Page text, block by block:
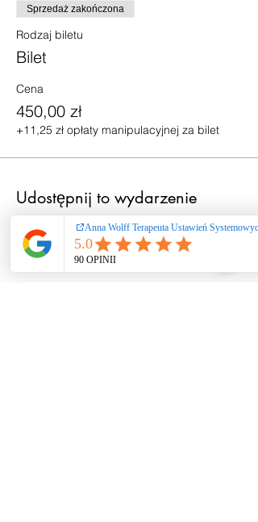
Sprzedaż zakończona
Rodzaj biletu
Bilet
Cena
450,00 zł
+11,25 zł opłaty manipulacyjnej za bilet
Udostępnij to wydarzenie